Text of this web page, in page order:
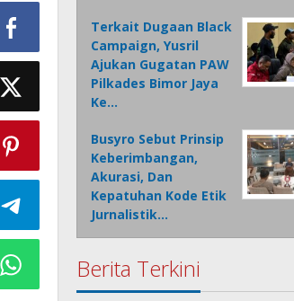
Terkait Dugaan Black
Campaign, Yusril
Ajukan Gugatan PAW
Pilkades Bimor Jaya
Ke…
Busyro Sebut Prinsip
Keberimbangan,
Akurasi, Dan
Kepatuhan Kode Etik
Jurnalistik…
Berita Terkini